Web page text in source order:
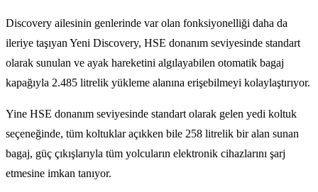
Discovery ailesinin genlerinde var olan fonksiyonelliği daha da
ileriye taşıyan Yeni Discovery, HSE donanım seviyesinde standart
olarak sunulan ve ayak hareketini algılayabilen otomatik bagaj
kapağıyla 2.485 litrelik yükleme alanına erişebilmeyi kolaylaştırıyor.
Yine HSE donanım seviyesinde standart olarak gelen yedi koltuk
seçeneğinde, tüm koltuklar açıkken bile 258 litrelik bir alan sunan
bagaj, güç çıkışlarıyla tüm yolcuların elektronik cihazlarını şarj
etmesine imkan tanıyor.